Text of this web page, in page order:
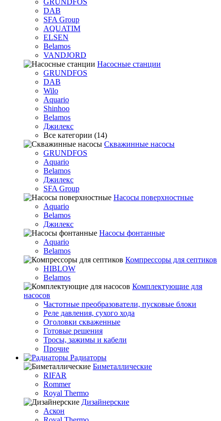
GRUNDFOS
DAB
SFA Group
AQUATIM
ELSEN
Belamos
VANDJORD
Насосные станции
GRUNDFOS
DAB
Wilo
Aquario
Shinhoo
Belamos
Джилекс
Все категории (14)
Скважинные насосы
GRUNDFOS
Aquario
Belamos
Джилекс
SFA Group
Насосы поверхностные
Aquario
Belamos
Джилекс
Насосы фонтанные
Aquario
Belamos
Компрессоры для септиков
HIBLOW
Belamos
Комплектующие для
насосов
Частотные преобразователи, пусковые блоки
Реле давления, сухого хода
Оголовки скваженные
Готовые решения
Тросы, зажимы и кабели
Прочие
Радиаторы
Биметаллические
RIFAR
Rommer
Royal Thermo
Дизайнерские
Аскон